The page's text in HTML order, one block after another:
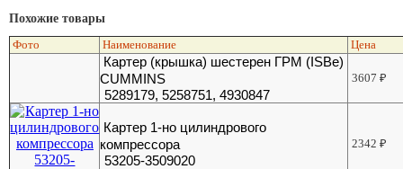
Похожие товары
Фото Наименование Цена
Картер (крышка) шестерен ГРМ (ISBe)
CUMMINS
5289179, 5258751, 4930847
3607₽
Картер 1-но цилиндрового
компрессора
53205-3509020
2342₽